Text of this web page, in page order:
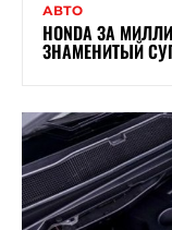
АВТО
HONDA ЗА
ЗНАМЕНИТЫЙ